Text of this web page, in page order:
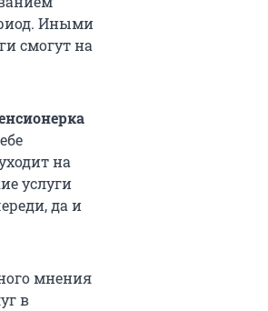
Иными
смогут на
на
услуги
да и
мнения
в